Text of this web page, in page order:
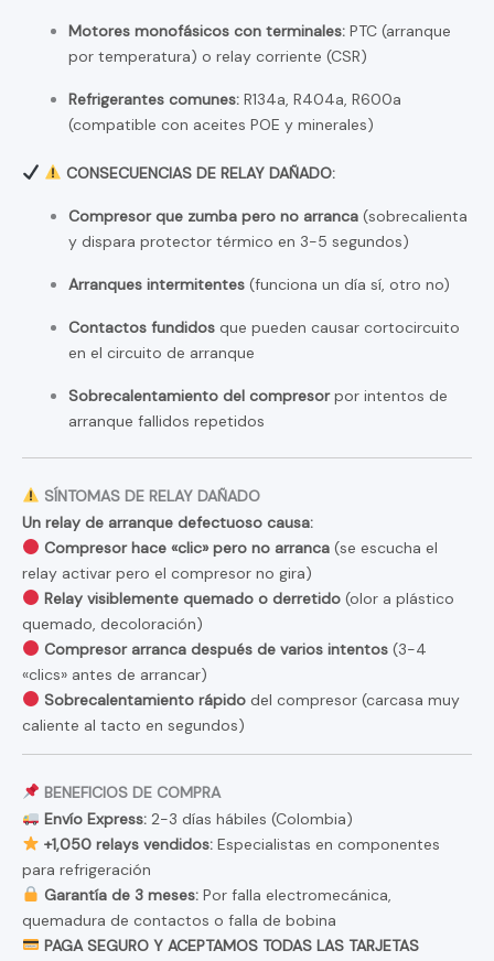
Motores monofásicos con terminales: PTC (arranque
por temperatura) o relay corriente (CSR)
Refrigerantes comunes: R134a, R404a, R600a
(compatible con aceites POE y minerales)
CONSECUENCIAS DE RELAY DAÑADO:
Compresor que zumba pero no arranca (sobrecalienta
y dispara protector térmico en 3-5 segundos)
Arranques intermitentes (funciona un día sí, otro no)
Contactos fundidos que pueden causar cortocircuito
en el circuito de arranque
Sobrecalentamiento del compresorpor intentos de
arranque fallidos repetidos
SÍNTOMAS DE RELAY DAÑADO
Un relay de arranque defectuoso causa:
Compresor hace «clic» pero no arranca(se escucha el
relay activar pero el compresor no gira)
Relay visiblemente quemado o derretido(olor a plástico
quemado, decoloración)
Compresor arranca después de varios intentos(3-4
«clics» antes de arrancar)
Sobrecalentamiento rápidodel compresor (carcasa muy
caliente al tacto en segundos)
BENEFICIOS DE COMPRA
Envío Express:2-3 días hábiles (Colombia)
+1,050 relays vendidos:Especialistas en componentes
para refrigeración
Garantía de 3 meses:Por falla electromecánica,
quemadura de contactos o falla de bobina
PAGA SEGURO Y ACEPTAMOS TODAS LAS TARJETAS